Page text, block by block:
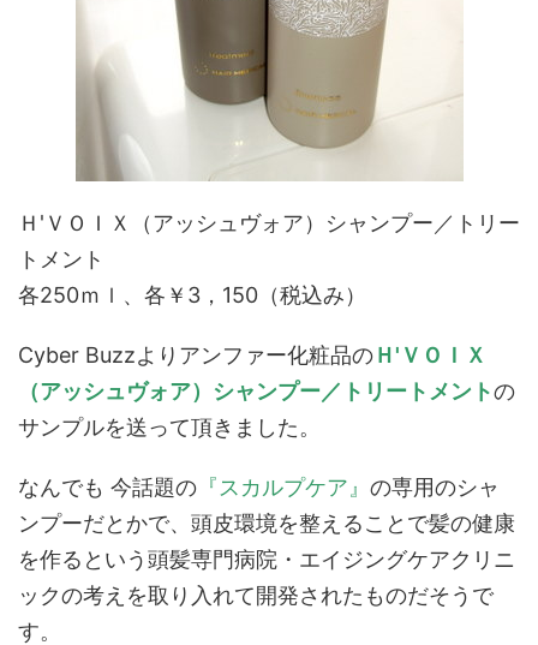
Ｈ'ＶＯＩＸ（アッシュヴォア）シャンプー／トリー
トメント
各250ｍｌ、各￥3，150（税込み）
Cyber Buzzよりアンファー化粧品のＨ'ＶＯＩＸ
（アッシュヴォア）シャンプー／トリートメントの
サンプルを送って頂きました。
なんでも 今話題の 『スカルプケア』 の専用のシャ
ンプーだとかで、頭皮環境を整えることで髪の健康
を作るという頭髪専門病院・エイジングケアクリニ
ックの考えを取り入れて開発されたものだそうで
す。